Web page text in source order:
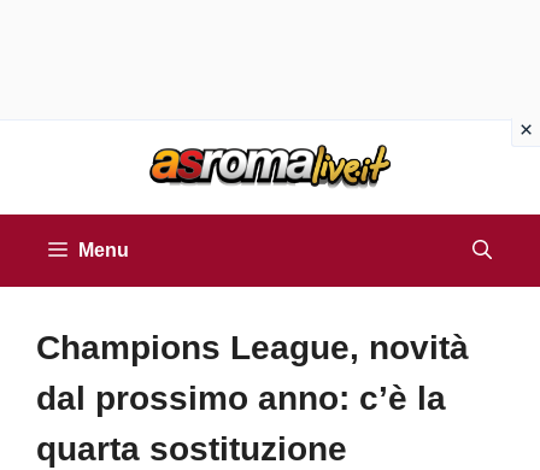
Menu
Champions League, novità
dal prossimo anno: c’è la
quarta sostituzione